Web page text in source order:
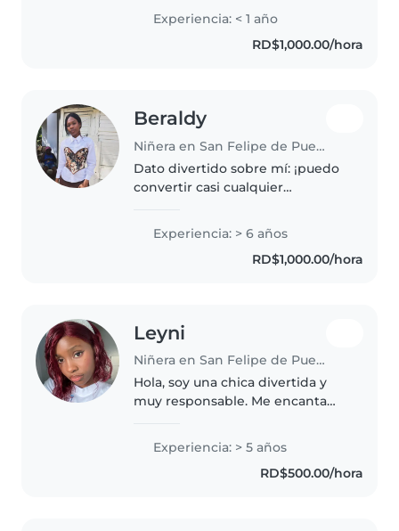
pequeños. Aunque no tengo
años de experiencia formal,
tengo un hermano pequeño y
Experiencia: < 1 año
RD$1,000.00/hora
Beraldy
Niñera en San Felipe de Puerto Plata
Dato divertido sobre mí: ¡puedo
convertir casi cualquier
con niños porque disfruto
escuchar sus ocurrencias, jugar
Experiencia: > 6 años
RD$1,000.00/hora
Leyni
Niñera en San Felipe de Puerto Plata
Hola, soy una chica divertida y
muy responsable. Me encanta
los niños se sientan seguros y
felices. Soy puntual, atenta y
cuido como si fueran mis
Experiencia: > 5 años
RD$500.00/hora